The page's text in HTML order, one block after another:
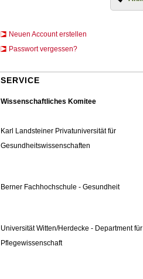
Neuen Account erstellen
Passwort vergessen?
SERVICE
Wissenschaftliches Komitee
Karl Landsteiner Privatuniversität für
Gesundheitswissenschaften
Berner Fachhochschule - Gesundheit
Universität Witten/Herdecke - Department für
Pflegewissenschaft